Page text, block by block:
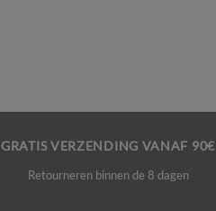
GRATIS VERZENDING VANAF 90€
Retourneren binnen de 8 dagen